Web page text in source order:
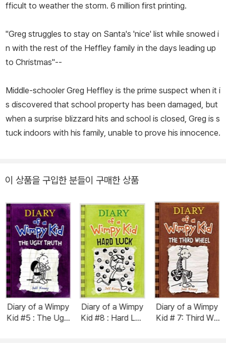
fficult to weather the storm. 6 million first printing.
"Greg struggles to stay on Santa's 'nice' list while snowed i
n with the rest of the Heffley family in the days leading up
to Christmas"--
Middle-schooler Greg Heffley is the prime suspect when it i
s discovered that school property has been damaged, but
when a surprise blizzard hits and school is closed, Greg is s
tuck indoors with his family, unable to prove his innocence.
이 상품을 구입한 분들이 구매한 상품
Diary of a Wimpy
Kid #5 : The Ugly
Diary of a Wimpy
Kid #8 : Hard Luc
Diary of a Wimpy
Kid # 7: Third Wh